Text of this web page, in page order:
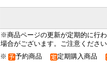
※商品ページの更新が定期的に行
場合がございます。ご注意ください
※ 予約商品 定期購入商品